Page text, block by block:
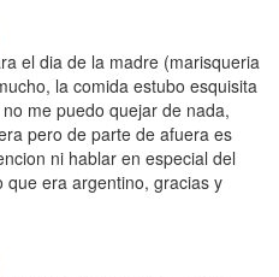
el dia de la madre (marisqueria
la comida estubo esquisita
me puedo quejar de nada,
pero de parte de afuera es
ni hablar en especial del
que era argentino, gracias y